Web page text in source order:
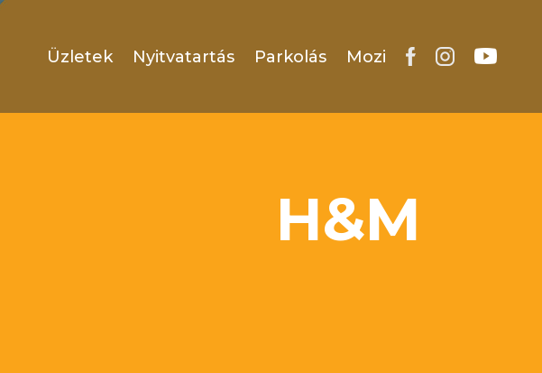
Üzletek Nyitvatartás Parkolás Mozi
H&M